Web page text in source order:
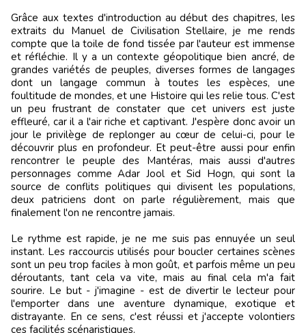
Grâce aux textes d'introduction au début des chapitres, les
extraits du Manuel de Civilisation Stellaire, je me rends
compte que la toile de fond tissée par l'auteur est immense
et réfléchie. Il y a un contexte géopolitique bien ancré, de
grandes variétés de peuples, diverses formes de langages
dont un langage commun à toutes les espèces, une
foultitude de mondes, et une Histoire qui les relie tous. C'est
un peu frustrant de constater que cet univers est juste
effleuré, car il a l'air riche et captivant. J'espère donc avoir un
jour le privilège de replonger au cœur de celui-ci, pour le
découvrir plus en profondeur. Et peut-être aussi pour enfin
rencontrer le peuple des Mantéras, mais aussi d'autres
personnages comme Adar Jool et Sid Hogn, qui sont la
source de conflits politiques qui divisent les populations,
deux patriciens dont on parle régulièrement, mais que
finalement l'on ne rencontre jamais.
Le rythme est rapide, je ne me suis pas ennuyée un seul
instant. Les raccourcis utilisés pour boucler certaines scènes
sont un peu trop faciles à mon goût, et parfois même un peu
déroutants, tant cela va vite, mais au final cela m'a fait
sourire. Le but - j'imagine - est de divertir le lecteur pour
l'emporter dans une aventure dynamique, exotique et
distrayante. En ce sens, c'est réussi et j'accepte volontiers
ces facilités scénaristiques.